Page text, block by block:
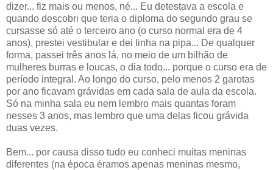
dizer... fiz mais ou menos, né... Eu detestava a escola e
quando descobri que teria o diploma do segundo grau se
cursasse só até o terceiro ano (o curso normal era de 4
anos), prestei vestibular e dei linha na pipa... De qualquer
forma, passei três anos lá, no meio de um bilhão de
mulheres burras e loucas, o dia todo... porque o curso era de
período integral. Ao longo do curso, pelo menos 2 garotas
por ano ficavam grávidas em cada sala de aula da escola.
Só na minha sala eu nem lembro mais quantas foram
nesses 3 anos, mas lembro que uma delas ficou grávida
duas vezes.
Bem... por causa disso tudo eu conheci muitas meninas
diferentes (na época éramos apenas meninas mesmo,